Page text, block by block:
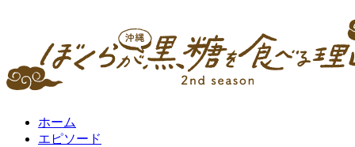
ホーム
エピソード